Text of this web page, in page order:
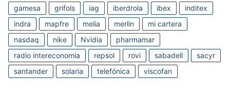
gamesa
grifols iag iberdrola ibex
inditex
indra
mapfre melia merlin
mi cartera
nasdaq
nike Nvidia
pharmamar
radio intereconomia
repsol rovi sabadell
sacyr
santander
solaria telefónica viscofan